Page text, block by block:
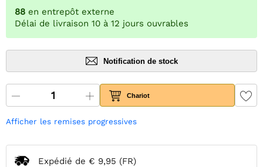
88 en entrepôt externe
Délai de livraison 10 à 12 jours ouvrables
Notification de stock
Chariot
Afficher les remises progressives
Expédié de € 9,95 (FR)